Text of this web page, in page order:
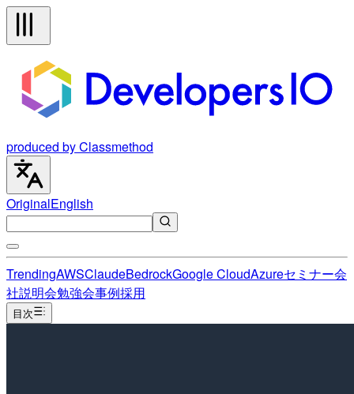
produced by Classmethod
OriginalEnglish
TrendingAWSClaudeBedrockGoogle CloudAzureセミナー会
社説明会勉強会事例採用
目次